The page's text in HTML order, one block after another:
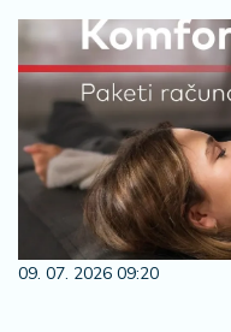
09. 07. 2026 09:20